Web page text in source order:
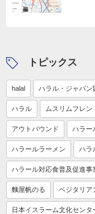
トピックス
halal ハラル・ジャパン
ハラル ムスリムフレン
アウトバウンド ハラー
ハラールラーメン ハラ
ハラール対応食普及促進事
麵屋帆のる ベジタリア
日本イスラーム文化センタ